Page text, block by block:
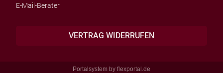
E-Mail-Berater
VERTRAG WIDERRUFEN
Portalsystem by flexportal.de